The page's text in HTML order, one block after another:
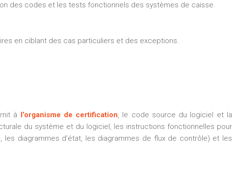
des codes et les tests fonctionnels des systèmes de caisse.
en ciblant des cas particuliers et des exceptions.
à l’organisme de certification, le code source du logiciel et la
du système et du logiciel, les instructions fonctionnelles pour
les diagrammes d’état, les diagrammes de flux de contrôle) et les